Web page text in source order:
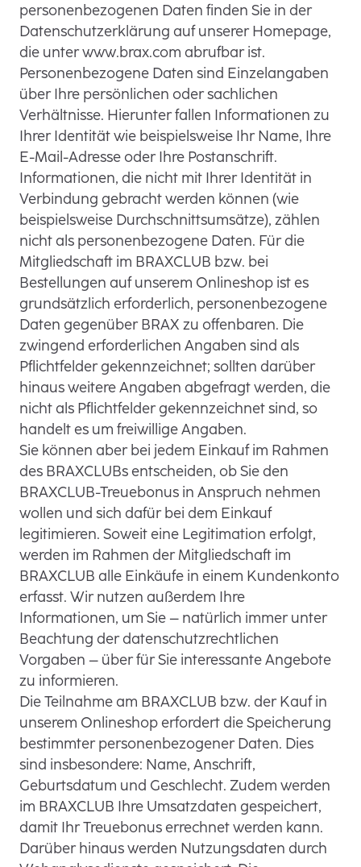
personenbezogenen Daten finden Sie in der
Datenschutzerklärung auf unserer Homepage,
die unter www.brax.com abrufbar ist.
Personenbezogene Daten sind Einzelangaben
über Ihre persönlichen oder sachlichen
Verhältnisse. Hierunter fallen Informationen zu
Ihrer Identität wie beispielsweise Ihr Name, Ihre
E-Mail-Adresse oder Ihre Postanschrift.
Informationen, die nicht mit Ihrer Identität in
Verbindung gebracht werden können (wie
beispielsweise Durchschnittsumsätze), zählen
nicht als personenbezogene Daten. Für die
Mitgliedschaft im BRAXCLUB bzw. bei
Bestellungen auf unserem Onlineshop ist es
grundsätzlich erforderlich, personenbezogene
Daten gegenüber BRAX zu offenbaren. Die
zwingend erforderlichen Angaben sind als
Pflichtfelder gekennzeichnet; sollten darüber
hinaus weitere Angaben abgefragt werden, die
nicht als Pflichtfelder gekennzeichnet sind, so
handelt es um freiwillige Angaben.
Sie können aber bei jedem Einkauf im Rahmen
des BRAXCLUBs entscheiden, ob Sie den
BRAXCLUB-Treuebonus in Anspruch nehmen
wollen und sich dafür bei dem Einkauf
legitimieren. Soweit eine Legitimation erfolgt,
werden im Rahmen der Mitgliedschaft im
BRAXCLUB alle Einkäufe in einem Kundenkonto
erfasst. Wir nutzen außerdem Ihre
Informationen, um Sie – natürlich immer unter
Beachtung der datenschutzrechtlichen
Vorgaben – über für Sie interessante Angebote
zu informieren.
Die Teilnahme am BRAXCLUB bzw. der Kauf in
unserem Onlineshop erfordert die Speicherung
bestimmter personenbezogener Daten. Dies
sind insbesondere: Name, Anschrift,
Geburtsdatum und Geschlecht. Zudem werden
im BRAXCLUB Ihre Umsatzdaten gespeichert,
damit Ihr Treuebonus errechnet werden kann.
Darüber hinaus werden Nutzungsdaten durch